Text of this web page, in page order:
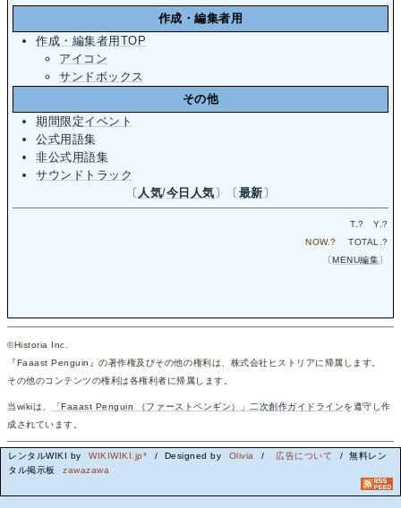
作成・編集者用
作成・編集者用TOP
アイコン
サンドボックス
その他
期間限定イベント
公式用語集
非公式用語集
サウンドトラック
〔 人気/今日人気〕〔最新〕
T.? Y.?
NOW.? TOTAL.?
〔MENU編集〕
©Historia Inc.
『Faaast Penguin』の著作権及びその他の権利は、株式会社ヒストリアに帰属します。
その他のコンテンツの権利は各権利者に帰属します。
当wikiは、 「Faaast Penguin （ファーストペンギン）」二次創作ガイドラインを遵守し作
成されています。
レンタルWIKI by WIKIWIKI.jp* / Designed by Olivia / 広告について
/ 無料レン
タル掲示板
zawazawa